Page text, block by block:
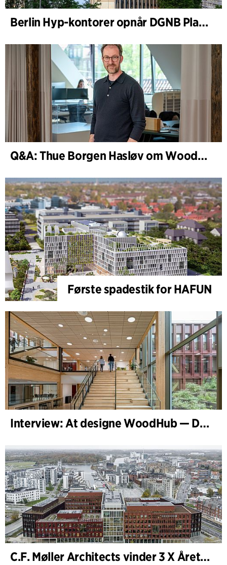
Berlin Hyp-kontorer opnår DGNB Platin og Diamant for klimavenlig arkitektur i høj kvalitet
Q&A: Thue Borgen Hasløv om WoodHub
Første spadestik for HAFUN
Interview: At designe WoodHub — Danmarks største træbyggeri
C.F. Møller Architects vinder 3 X Årets Byggeri 2025